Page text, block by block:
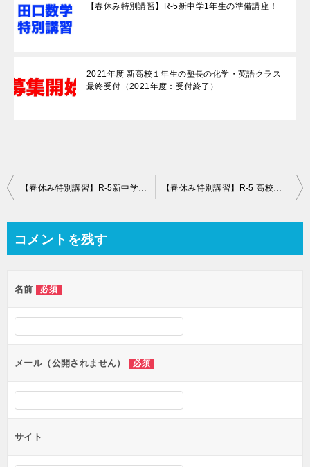
【春休み特別講習】R-5新中学1年生の準備講座！
2021年度 新高校１年生の塾長の化学・英語クラス
最終受付（2021年度：受付終了）
投
ビ
ー
シ
ョ
ン
【春休み特別講習】R-5新中学1年生の準備講座！ 【春休み特別講習】R-5 高校準備講座
コメントを残す
名前 必須
メール（公開されません） 必須
サイト